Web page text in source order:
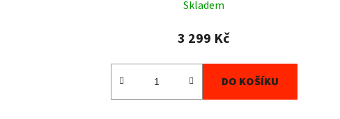
Skladem
3 299 Kč
DO KOŠÍKU